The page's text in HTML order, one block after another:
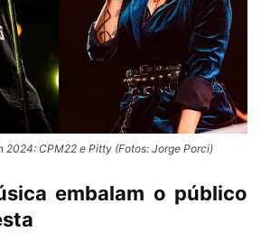
2024: CPM22 e Pitty (Fotos: Jorge Porci)
embalam o público